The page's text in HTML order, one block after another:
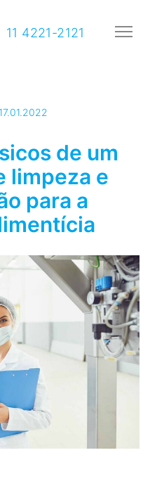
11 4221-2121
17.01.2022
de um
limpeza e
para a